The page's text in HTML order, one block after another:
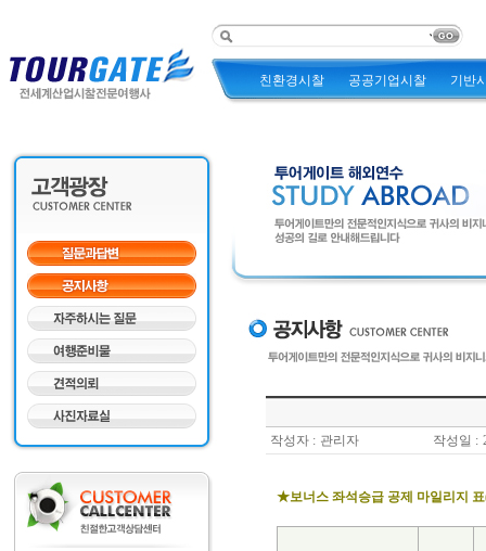
친환경시찰 공공기업시찰 기반
작성자 : 관리자 작성일 :
★보너스 좌석승급 공제 마일리지 표